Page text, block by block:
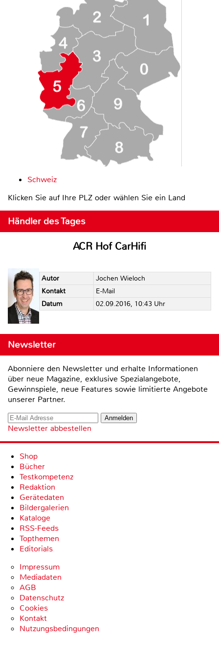
Schweiz
Klicken Sie auf Ihre PLZ oder wählen Sie ein Land
Händler des Tages
ACR Hof CarHifi
Autor
Jochen Wieloch
Kontakt
E-Mail
Datum
02.09.2016, 10:43 Uhr
Newsletter
Abonniere den Newsletter und erhalte Informationen
über neue Magazine, exklusive Spezialangebote,
Gewinnspiele, neue Features sowie limitierte Angebote
unserer Partner.
Newsletter abbestellen
Shop
Bücher
Testkompetenz
Redaktion
Gerätedaten
Bildergalerien
Kataloge
RSS-Feeds
Topthemen
Editorials
Impressum
Mediadaten
AGB
Datenschutz
Cookies
Kontakt
Nutzungsbedingungen